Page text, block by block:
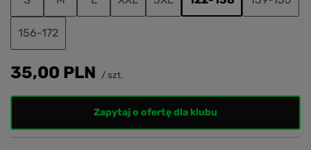
156-172
35,00 PLN / szt.
Zapytaj o ofertę dla klubu